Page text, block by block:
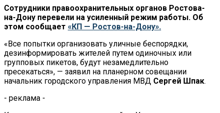
Сотрудники правоохранительных органов Ростова-
на-Дону перевели на усиленный режим работы. Об
этом сообщает «КП — Ростов-на-Дону».
«Все попытки организовать уличные беспорядки,
дезинформировать жителей путем одиночных или
групповых пикетов, будут незамедлительно
пресекаться», — заявил на планерном совещании
начальник городского управления МВД Сергей Шпак.
- реклама -